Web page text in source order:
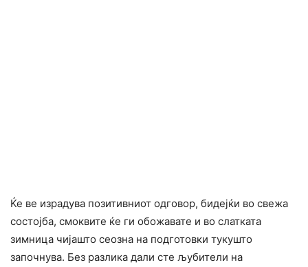
Ќе ве израдува позитивниот одговор, бидејќи во свежа
состојба, смоквите ќе ги обожавате и во слатката
зимница чијашто сеозна на подготовки тукушто
започнува. Без разлика дали сте љубители на